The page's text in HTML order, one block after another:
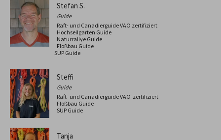
Stefan S.
Guide
Raft- und Canadierguide VAO zertifiziert
Hochseilgarten Guide
Naturrallye Guide
Floßbau Guide
SUP Guide
Steffi
Guide
Raft- und Canadierguide VAO-zertifiziert
Floßbau Guide
SUP Guide
Tanja